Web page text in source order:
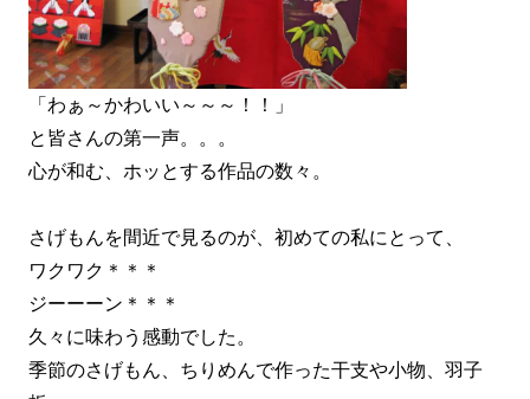
「わぁ～かわいい～～～！！」
と皆さんの第一声。。。
心が和む、ホッとする作品の数々。
さげもんを間近で見るのが、初めての私にとって、
ワクワク＊＊＊
ジーーーン＊＊＊
久々に味わう感動でした。
季節のさげもん、ちりめんで作った干支や小物、羽子